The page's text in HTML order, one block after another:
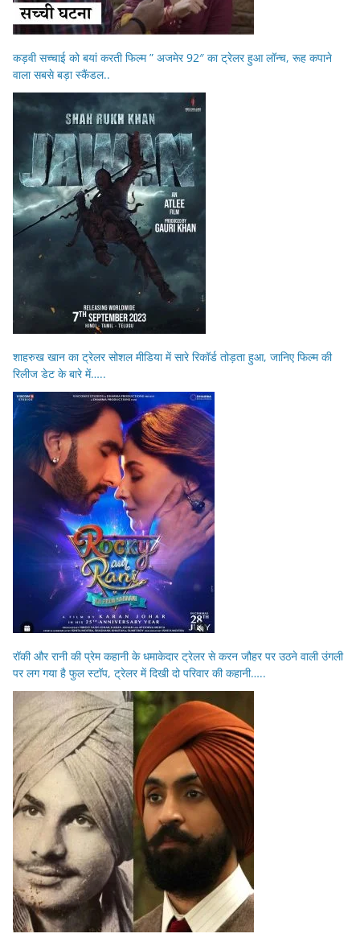
कड़वी सच्चाई को बयां करती फिल्म ” अजमेर 92″ का ट्रेलर हुआ लॉन्च, रूह कपाने
वाला सबसे बड़ा स्कैंडल..
शाहरुख खान का ट्रेलर सोशल मीडिया में सारे रिकॉर्ड तोड़ता हुआ, जानिए फिल्म की
रिलीज डेट के बारे में…..
रॉकी और रानी की प्रेम कहानी के धमाकेदार ट्रेलर से करन जौहर पर उठने वाली उंगली
पर लग गया है फुल स्टॉप, ट्रेलर में दिखी दो परिवार की कहानी…..